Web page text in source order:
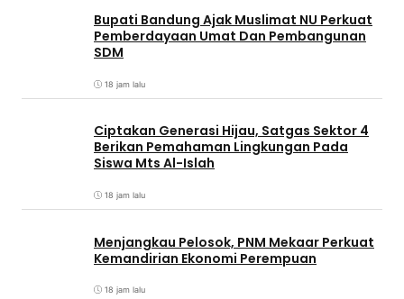
Bupati Bandung Ajak Muslimat NU Perkuat
Pemberdayaan Umat Dan Pembangunan
SDM
18 jam lalu
Ciptakan Generasi Hijau, Satgas Sektor 4
Berikan Pemahaman Lingkungan Pada
Siswa Mts Al-Islah
18 jam lalu
Menjangkau Pelosok, PNM Mekaar Perkuat
Kemandirian Ekonomi Perempuan
18 jam lalu